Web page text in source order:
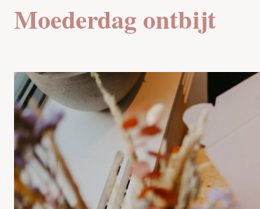
Moederdag ontbijt